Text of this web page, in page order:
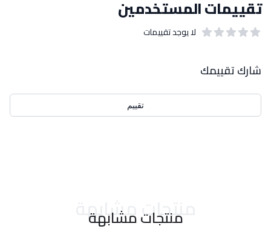
تقييمات المستخدمين
لا يوجد تقييمات
شارك تقييمك
تقييم
منتجات مشابهة
منتجات مشابهة